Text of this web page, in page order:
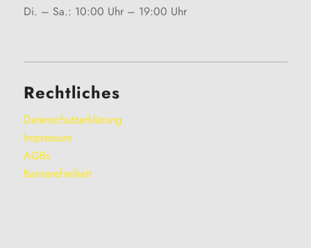
Di. – Sa.: 10:00 Uhr – 19:00 Uhr
Rechtliches
Datenschutzerklärung
Impressum
AGBs
Barrierefreiheit